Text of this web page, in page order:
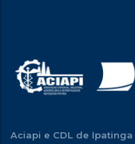
Aciapi e CDL de Ipatinga